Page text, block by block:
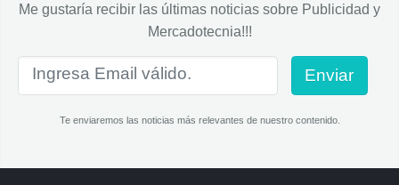
Me gustaría recibir las últimas noticias sobre Publicidad y
Mercadotecnia!!!
Enviar
Te enviaremos las noticias más relevantes de nuestro contenido.